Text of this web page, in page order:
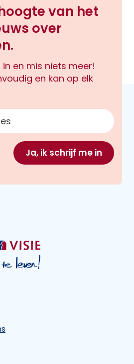
van het
over
en mis niets meer!
en kan op elk
Ja, ik schrijf me in
pagina van Hypotheek
pagina van
de Instagram pagina van